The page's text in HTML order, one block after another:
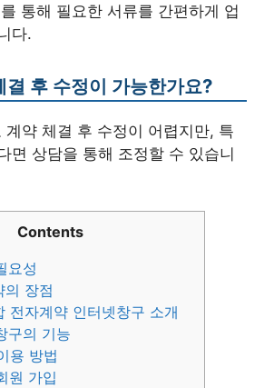
통해 필요한 서류를 간편하게 업
다.
결 후 수정이 가능한가요?
약 체결 후 수정이 어렵지만, 특
면 상담을 통해 조정할 수 있습니
Contents
요성
의 장점
전자계약 인터넷창구 소개
구의 기능
용 방법
원 가입